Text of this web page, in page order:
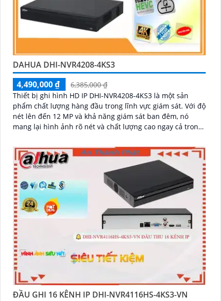
DAHUA DHI-NVR4208-4KS3
4,490,000 ₫
6,385,000 ₫
Thiết bị ghi hình HD IP DHI-NVR4208-4KS3 là một sản
phẩm chất lượng hàng đầu trong lĩnh vực giám sát. Với độ
nét lên đến 12 MP và khả năng giám sát ban đêm, nó
mang lại hình ảnh rõ nét và chất lượng cao ngay cả trong
ĐẦU GHI 16 KÊNH IP DHI-NVR4116HS-4KS3-VN